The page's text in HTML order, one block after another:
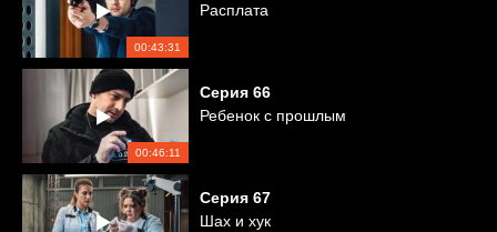
00:43:31
Расплата
00:46:11
Серия 66
Ребенок с прошлым
Серия 67
Шах и хук